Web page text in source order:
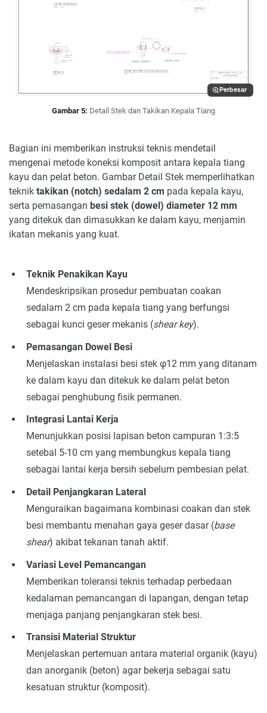
Perbesar
Gambar 5: Detail Stek dan Takikan Kepala Tiang
Bagian ini memberikan instruksi teknis mendetail
mengenai metode koneksi komposit antara kepala tiang
kayu dan pelat beton. Gambar Detail Stek memperlihatkan
teknik takikan (notch) sedalam 2 cm pada kepala kayu,
serta pemasangan besi stek (dowel) diameter 12 mm
yang ditekuk dan dimasukkan ke dalam kayu, menjamin
ikatan mekanis yang kuat.
Teknik Penakikan Kayu
Mendeskripsikan prosedur pembuatan coakan
sedalam 2 cm pada kepala tiang yang berfungsi
sebagai kunci geser mekanis (shear key).
Pemasangan Dowel Besi
Menjelaskan instalasi besi stek φ12 mm yang ditanam
ke dalam kayu dan ditekuk ke dalam pelat beton
sebagai penghubung fisik permanen.
Integrasi Lantai Kerja
Menunjukkan posisi lapisan beton campuran 1:3:5
setebal 5-10 cm yang membungkus kepala tiang
sebagai lantai kerja bersih sebelum pembesian pelat.
Detail Penjangkaran Lateral
Menguraikan bagaimana kombinasi coakan dan stek
besi membantu menahan gaya geser dasar (base
shear) akibat tekanan tanah aktif.
Variasi Level Pemancangan
Memberikan toleransi teknis terhadap perbedaan
kedalaman pemancangan di lapangan, dengan tetap
menjaga panjang penjangkaran stek besi.
Transisi Material Struktur
Menjelaskan pertemuan antara material organik (kayu)
dan anorganik (beton) agar bekerja sebagai satu
kesatuan struktur (komposit).